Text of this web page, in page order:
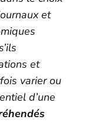
et
et
varier ou
d’une